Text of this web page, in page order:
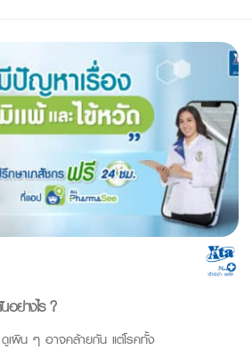
ย่างไร ?
ผิน ๆ อาจคล้ายกัน แต่โรคทั้ง